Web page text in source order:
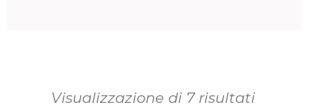
Visualizzazione di 7 risultati